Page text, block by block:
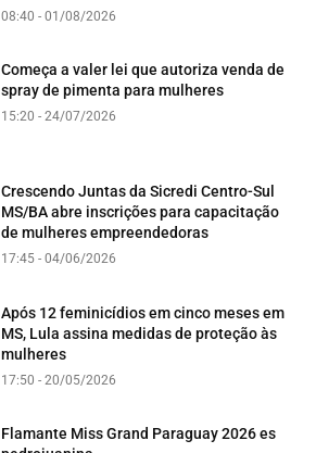
08:40 - 01/08/2026
Começa a valer lei que autoriza venda de
spray de pimenta para mulheres
15:20 - 24/07/2026
Crescendo Juntas da Sicredi Centro-Sul
MS/BA abre inscrições para capacitação
de mulheres empreendedoras
17:45 - 04/06/2026
Após 12 feminicídios em cinco meses em
MS, Lula assina medidas de proteção às
mulheres
17:50 - 20/05/2026
Flamante Miss Grand Paraguay 2026 es